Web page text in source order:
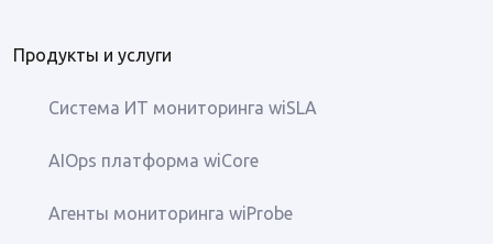
Продукты и услуги
Система ИТ мониторинга wiSLA
AIOps платформа wiCore
Агенты мониторинга wiProbe